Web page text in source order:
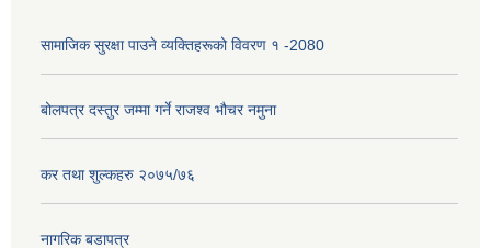
सामाजिक सुरक्षा पाउने व्यक्तिहरूको विवरण १ -2080
बोलपत्र दस्तुर जम्मा गर्ने राजश्व भौचर नमुना
कर तथा शुल्कहरु २०७५/७६
नागरिक बडापत्र